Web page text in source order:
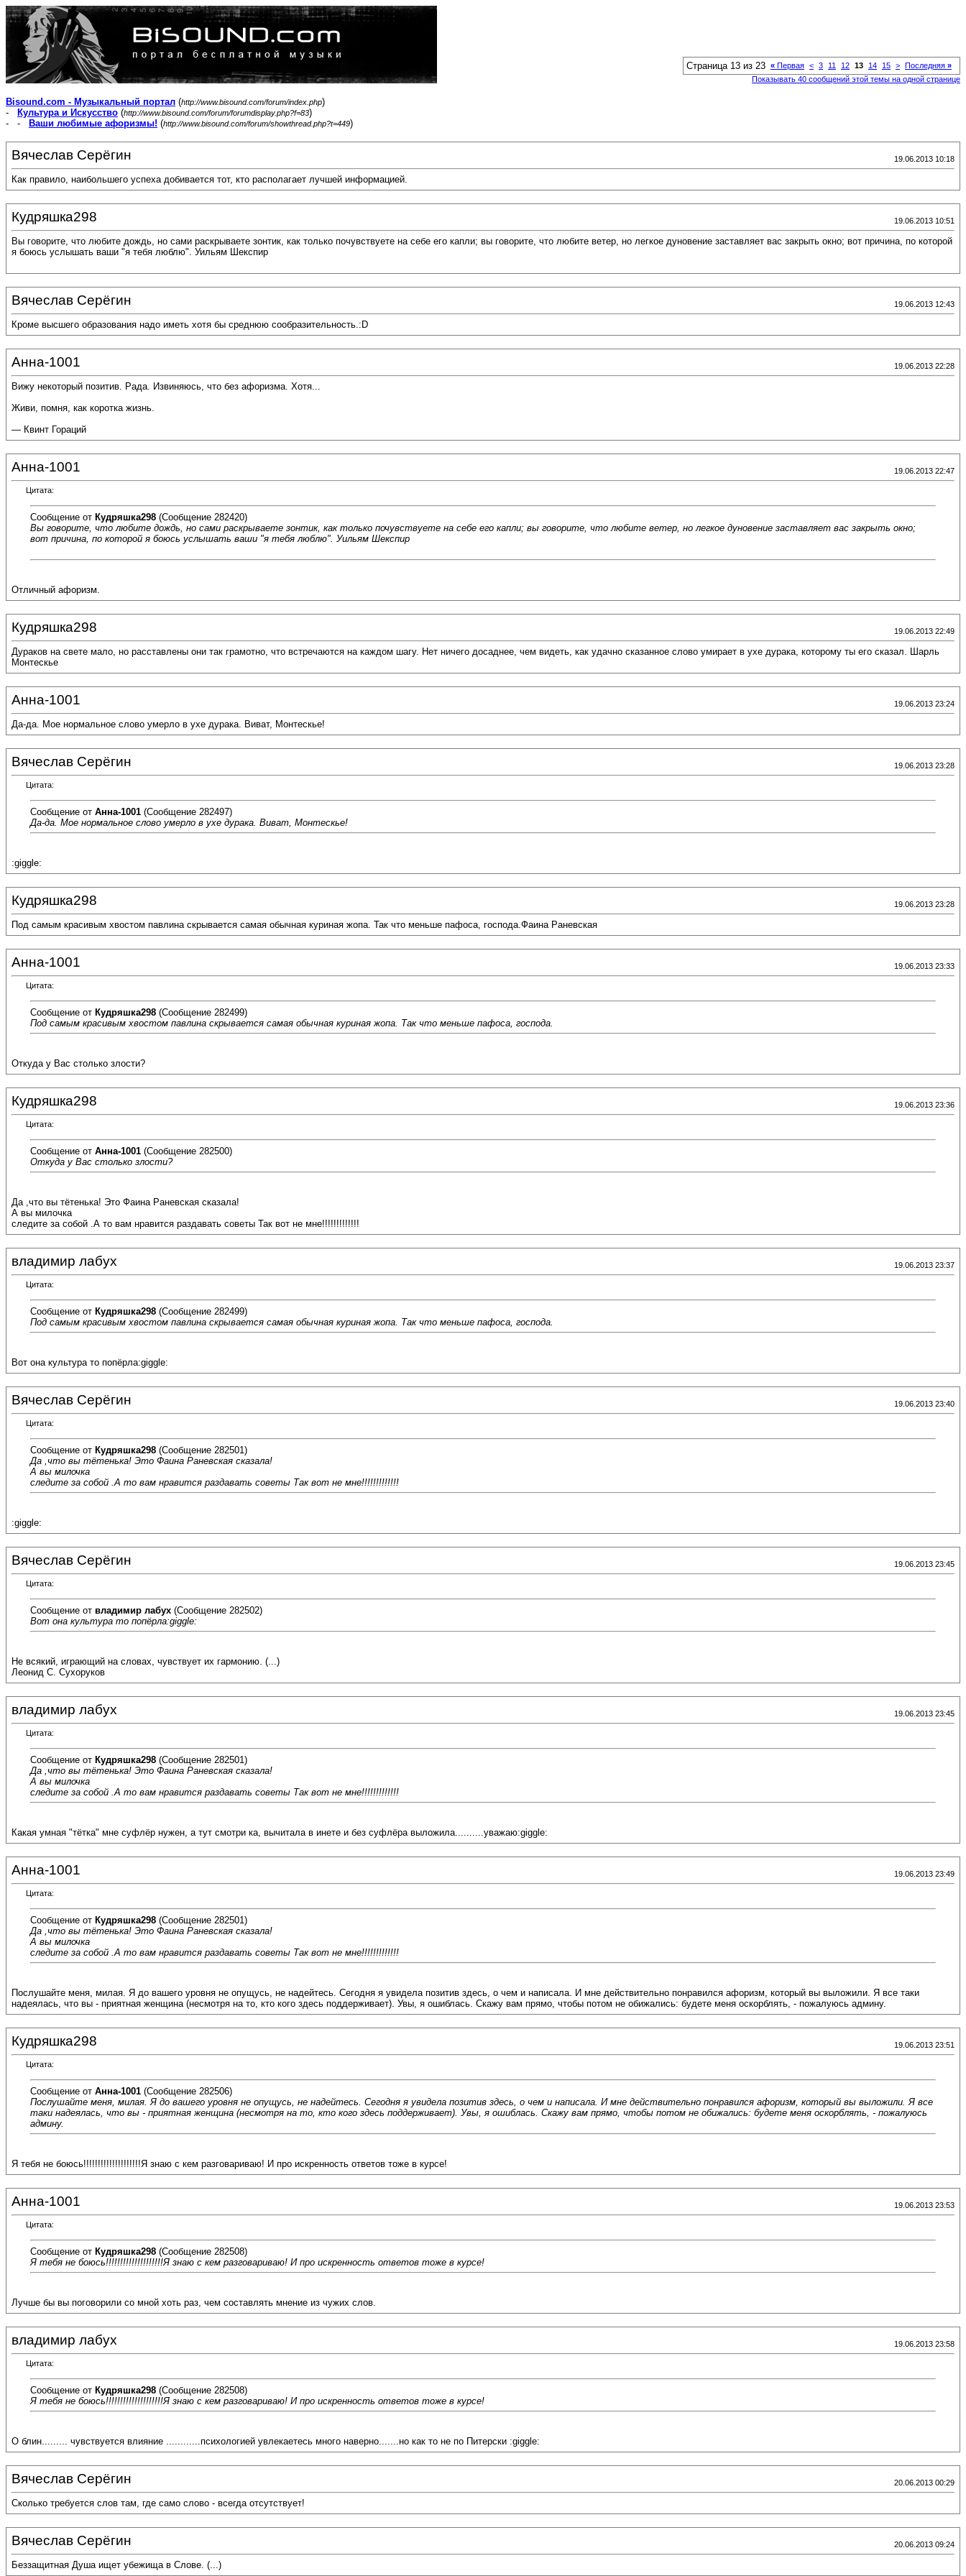
Страница 13 из 23 « Первая < 3 11 12 13 14 15 > Последняя »
Показывать 40 сообщений этой темы на одной странице
Bisound.com - Музыкальный портал (http://www.bisound.com/forum/index.php)
-
Культура и Искусство (http://www.bisound.com/forum/forumdisplay.php?f=83)
- -
Ваши любимые афоризмы! (http://www.bisound.com/forum/showthread.php?t=449)
Вячеслав Серёгин 19.06.2013 10:18
Как правило, наибольшего успеха добивается тот, кто располагает лучшей информацией.
Кудряшка298 19.06.2013 10:51
Вы говорите, что любите дождь, но сами раскрываете зонтик, как только почувствуете на себе его капли; вы говорите, что любите ветер, но легкое дуновение заставляет вас закрыть окно; вот причина, по которой
я боюсь услышать ваши "я тебя люблю". Уильям Шекспир
Вячеслав Серёгин 19.06.2013 12:43
Кроме высшего образования надо иметь хотя бы среднюю сообразительность.:D
Анна-1001 19.06.2013 22:28
Вижу некоторый позитив. Рада. Извиняюсь, что без афоризма. Хотя...
Живи, помня, как коротка жизнь.
— Квинт Гораций
Анна-1001 19.06.2013 22:47
Цитата:
Сообщение от Кудряшка298 (Сообщение 282420)
Вы говорите, что любите дождь, но сами раскрываете зонтик, как только почувствуете на себе его капли; вы говорите, что любите ветер, но легкое дуновение заставляет вас закрыть окно;
вот причина, по которой я боюсь услышать ваши "я тебя люблю". Уильям Шекспир
Отличный афоризм.
Кудряшка298 19.06.2013 22:49
Дураков на свете мало, но расставлены они так грамотно, что встречаются на каждом шагу. Нет ничего досаднее, чем видеть, как удачно сказанное слово умирает в ухе дурака, которому ты его сказал. Шарль
Монтескье
Анна-1001 19.06.2013 23:24
Да-да. Мое нормальное слово умерло в ухе дурака. Виват, Монтескье!
Вячеслав Серёгин 19.06.2013 23:28
Цитата:
Сообщение от Анна-1001 (Сообщение 282497)
Да-да. Мое нормальное слово умерло в ухе дурака. Виват, Монтескье!
:giggle:
Кудряшка298 19.06.2013 23:28
Под самым красивым хвостом павлина скрывается самая обычная куриная жопа. Так что меньше пафоса, господа.Фаина Раневская
Анна-1001 19.06.2013 23:33
Цитата:
Сообщение от Кудряшка298 (Сообщение 282499)
Под самым красивым хвостом павлина скрывается самая обычная куриная жопа. Так что меньше пафоса, господа.
Откуда у Вас столько злости?
Кудряшка298 19.06.2013 23:36
Цитата:
Сообщение от Анна-1001 (Сообщение 282500)
Откуда у Вас столько злости?
Да ,что вы тётенька! Это Фаина Раневская сказала!
А вы милочка
следите за собой .А то вам нравится раздавать советы Так вот не мне!!!!!!!!!!!!!
владимир лабух 19.06.2013 23:37
Цитата:
Сообщение от Кудряшка298 (Сообщение 282499)
Под самым красивым хвостом павлина скрывается самая обычная куриная жопа. Так что меньше пафоса, господа.
Вот она культура то попёрла:giggle:
Вячеслав Серёгин 19.06.2013 23:40
Цитата:
Сообщение от Кудряшка298 (Сообщение 282501)
Да ,что вы тётенька! Это Фаина Раневская сказала!
А вы милочка
следите за собой .А то вам нравится раздавать советы Так вот не мне!!!!!!!!!!!!!
:giggle:
Вячеслав Серёгин 19.06.2013 23:45
Цитата:
Сообщение от владимир лабух (Сообщение 282502)
Вот она культура то попёрла:giggle:
Не всякий, играющий на словах, чувствует их гармонию. (...)
Леонид С. Сухоруков
владимир лабух 19.06.2013 23:45
Цитата:
Сообщение от Кудряшка298 (Сообщение 282501)
Да ,что вы тётенька! Это Фаина Раневская сказала!
А вы милочка
следите за собой .А то вам нравится раздавать советы Так вот не мне!!!!!!!!!!!!!
Какая умная "тётка" мне суфлёр нужен, а тут смотри ка, вычитала в инете и без суфлёра выложила..........уважаю:giggle:
Анна-1001 19.06.2013 23:49
Цитата:
Сообщение от Кудряшка298 (Сообщение 282501)
Да ,что вы тётенька! Это Фаина Раневская сказала!
А вы милочка
следите за собой .А то вам нравится раздавать советы Так вот не мне!!!!!!!!!!!!!
Послушайте меня, милая. Я до вашего уровня не опущусь, не надейтесь. Сегодня я увидела позитив здесь, о чем и написала. И мне действительно понравился афоризм, который вы выложили. Я все таки
надеялась, что вы - приятная женщина (несмотря на то, кто кого здесь поддерживает). Увы, я ошиблась. Скажу вам прямо, чтобы потом не обижались: будете меня оскорблять, - пожалуюсь админу.
Кудряшка298 19.06.2013 23:51
Цитата:
Сообщение от Анна-1001 (Сообщение 282506)
Послушайте меня, милая. Я до вашего уровня не опущусь, не надейтесь. Сегодня я увидела позитив здесь, о чем и написала. И мне действительно понравился афоризм, который вы выложили. Я все
таки надеялась, что вы - приятная женщина (несмотря на то, кто кого здесь поддерживает). Увы, я ошиблась. Скажу вам прямо, чтобы потом не обижались: будете меня оскорблять, - пожалуюсь
админу.
Я тебя не боюсь!!!!!!!!!!!!!!!!!!!!Я знаю с кем разговариваю! И про искренность ответов тоже в курсе!
Анна-1001 19.06.2013 23:53
Цитата:
Сообщение от Кудряшка298 (Сообщение 282508)
Я тебя не боюсь!!!!!!!!!!!!!!!!!!!!Я знаю с кем разговариваю! И про искренность ответов тоже в курсе!
Лучше бы вы поговорили со мной хоть раз, чем составлять мнение из чужих слов.
владимир лабух 19.06.2013 23:58
Цитата:
Сообщение от Кудряшка298 (Сообщение 282508)
Я тебя не боюсь!!!!!!!!!!!!!!!!!!!!Я знаю с кем разговариваю! И про искренность ответов тоже в курсе!
О блин......... чувствуется влияние ............психологией увлекаетесь много наверно.......но как то не по Питерски :giggle:
Вячеслав Серёгин 20.06.2013 00:29
Сколько требуется слов там, где само слово - всегда отсутствует!
Вячеслав Серёгин 20.06.2013 09:24
Беззащитная Душа ищет убежища в Слове. (...)